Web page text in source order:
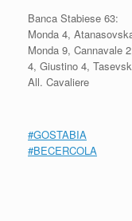
Banca Stabiese 63:
Monda 4,
Monda 9, Cannavale
4, Giustino 4,
All. Cavaliere
#GOSTABIA
#BECERCOLA